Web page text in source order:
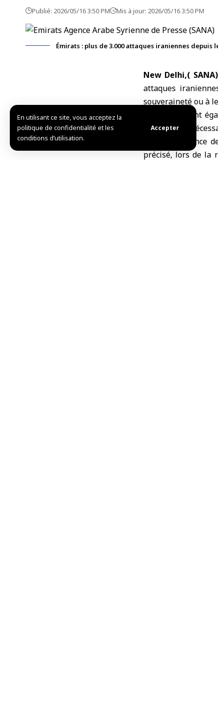
En utilisant ce site, vous acceptez la
politique de confidentialité et les
conditions d’utilisation.
Accepter
Publié: 2026/05/16 3:50 PM Mis à jour: 2026/05/16 3:50 PM
Émirats : plus de 3.000 attaques iraniennes depuis
New Delhi,( SANA)
attaques
souveraineté ou à
Les Émirats ont
et militaires
Cité par
précisé, lors de la